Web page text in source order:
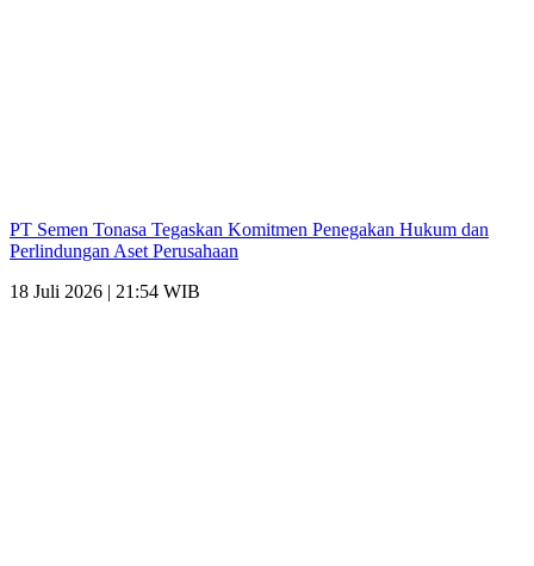
PT Semen Tonasa Tegaskan Komitmen Penegakan Hukum dan
Perlindungan Aset Perusahaan
18 Juli 2026 | 21:54 WIB